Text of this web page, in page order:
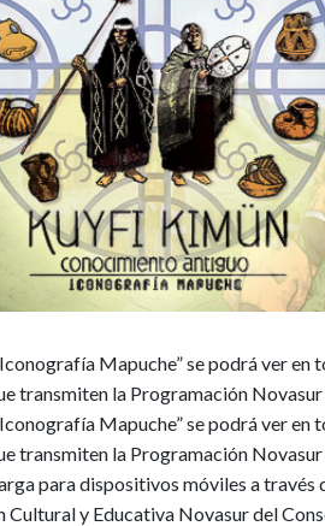
Mapuche” se podrá ver en
transmiten la Programación
Mapuche” se podrá ver en
transmiten la Programación
para dispositivos móviles a través
Cultural y Educativa Novasur del